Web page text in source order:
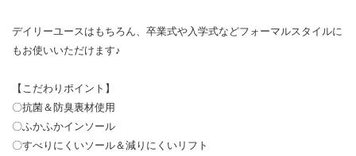
デイリーユースはもちろん、卒業式や入学式などフォーマルスタイルに
もお使いいただけます♪
【こだわりポイント】
〇抗菌＆防臭裏材使用
〇ふかふかインソール
〇すべりにくいソール＆減りにくいリフト